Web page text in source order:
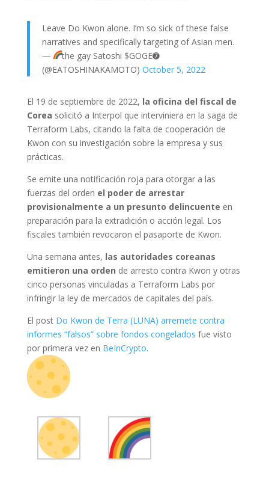
Leave Do Kwon alone. I’m so sick of these false
narratives and specifically targeting of Asian men.
—
the gay Satoshi $GOGE➐
(@EATOSHINAKAMOTO) October 5, 2022
El 19 de septiembre de 2022, la oficina del fiscal de
Corea solicitó a Interpol que interviniera en la saga de
Terraform Labs, citando la falta de cooperación de
Kwon con su investigación sobre la empresa y sus
prácticas.
Se emite una notificación roja para otorgar a las
fuerzas del orden el poder de arrestar
provisionalmente a un presunto delincuente en
preparación para la extradición o acción legal. Los
fiscales también revocaron el pasaporte de Kwon.
Una semana antes, las autoridades coreanas
emitieron una orden de arresto contra Kwon y otras
cinco personas vinculadas a Terraform Labs por
infringir la ley de mercados de capitales del país.
El post Do Kwon de Terra (LUNA) arremete contra
informes “falsos” sobre fondos congelados fue visto
por primera vez en BeInCrypto.